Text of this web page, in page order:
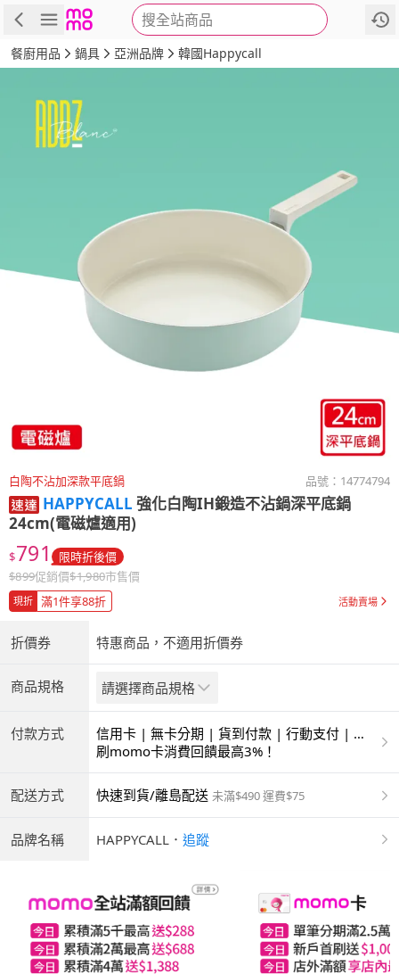
搜全站商品
商品 評價 詳情
餐廚用品 鍋具 亞洲品牌 韓國Happycall
白陶不沾加深款平底鍋 品號： 14774794
HAPPYCALL 強化白陶IH鍛造不沾鍋深平底鍋
24cm(電磁爐適用)
$791 限時折後價
$899促銷價$1,980市售價
現折 滿1件享88折 活動賣場
折價券 特惠商品，不適用折價券
商品規格 請選擇商品規格
付款方式
信用卡 | 無卡分期 | 貨到付款 | 行動支付 | 超
商付款 | ATM | 銀聯卡
刷momo卡消費回饋最高3%！
配送方式 快速到貨/離島配送 未滿$490 運費$75
品牌名稱 HAPPYCALL ． 追蹤